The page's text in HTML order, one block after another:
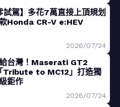
試駕】多花7萬直接上頂規划
Honda CR-V e:HEV
2026/07/24
台灣！Maserati GT2
to MC12」打造獨
鉅作
2026/07/24